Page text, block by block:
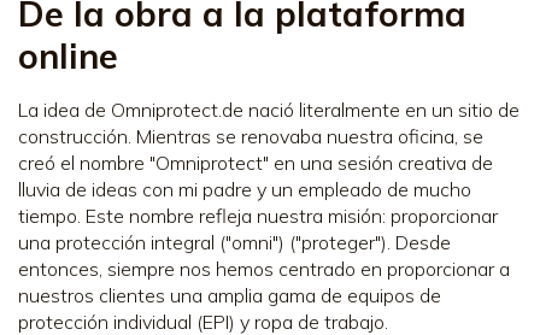
De la obra a la plataforma
online
La idea de Omniprotect.de nació literalmente en un sitio de
construcción. Mientras se renovaba nuestra oficina, se
creó el nombre "Omniprotect" en una sesión creativa de
lluvia de ideas con mi padre y un empleado de mucho
tiempo. Este nombre refleja nuestra misión: proporcionar
una protección integral ("omni") ("proteger"). Desde
entonces, siempre nos hemos centrado en proporcionar a
nuestros clientes una amplia gama de equipos de
protección individual (EPI) y ropa de trabajo.